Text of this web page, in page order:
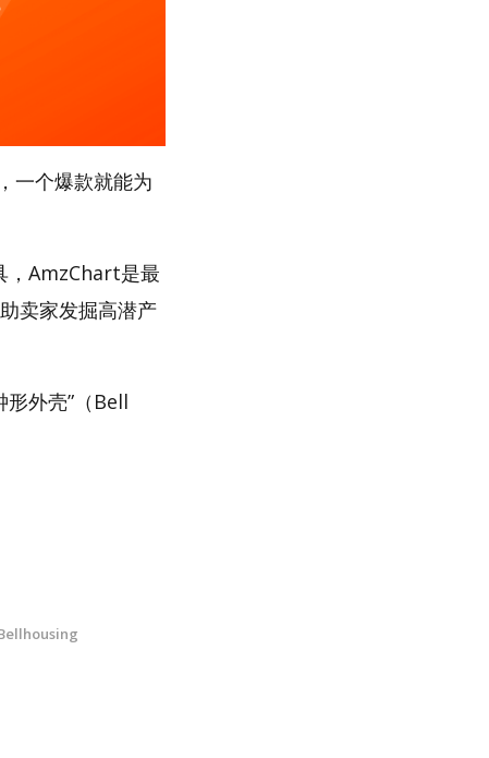
一个爆款就能为
，AmzChart是最
卖家发掘高潜产
外壳”（Bell